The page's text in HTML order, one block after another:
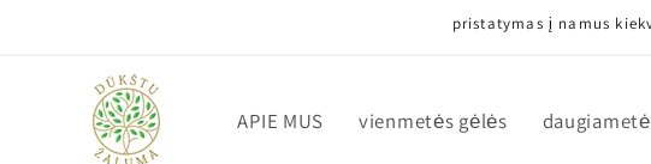
pristatymas į namus
APIE MUS vienmetės gėlės